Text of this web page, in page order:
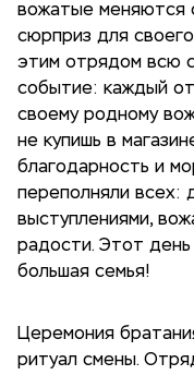
вожатые меняются
сюрприз для
этим отрядом всю
событие: каждый
своему родному
не купишь в
благодарность и
переполняли всех:
выступлениями,
радости. Этот день
большая семья!
Церемония
ритуал смены.